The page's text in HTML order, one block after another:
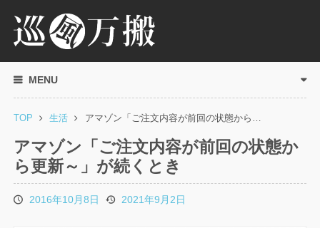
MENU
TOP 生活 アマゾン「ご注文内容が前回の状態から…
アマゾン「ご注文内容が前回の状態か
ら更新～」が続くとき
投2016年10月8日
更2021年9月2日